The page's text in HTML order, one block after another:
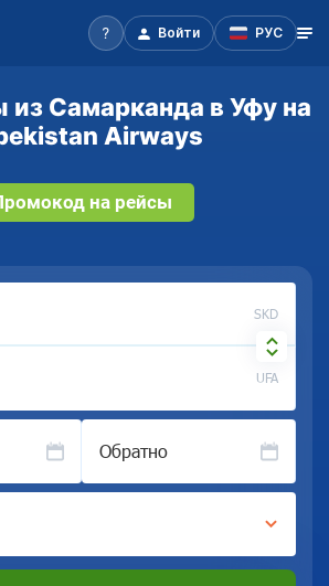
Войти РУС
из Самарканда в Уфу на
Airways
на рейсы
SKD
UFA
Обратно